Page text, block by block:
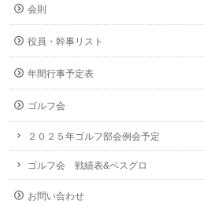
会則
役員・幹事リスト
年間行事予定表
ゴルフ会
２０２５年ゴルフ部会例会予定
ゴルフ会 戦績表&ベスグロ
お問い合わせ